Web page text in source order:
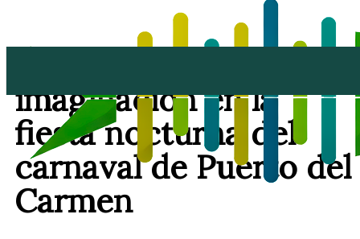
imaginación en la
fiesta nocturna del
carnaval de Puerto del
Carmen